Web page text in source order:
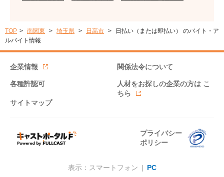
TOP 南関東 埼玉県 日高市
日払い（または即払い） のバイト・ア
ルバイト情報
企業情報 関係法令について
各種許認可 人材をお探しの企業の方は こ
ちら
サイトマップ
プライバシー
ポリシー
表示：スマートフォン | PC